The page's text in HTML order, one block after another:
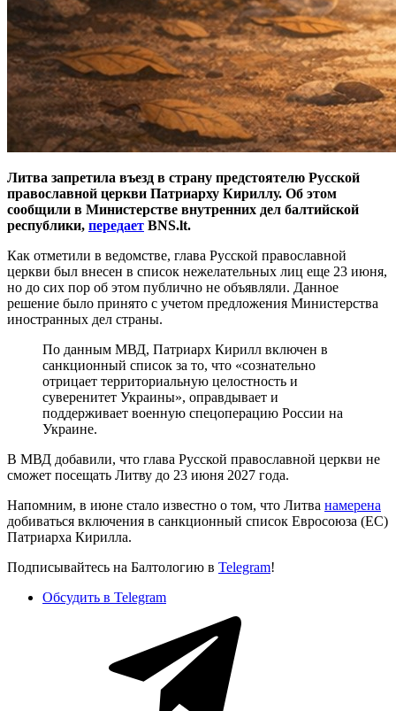
Литва запретила въезд в страну предстоятелю Русской
православной церкви Патриарху Кириллу. Об этом
сообщили в Министерстве внутренних дел балтийской
республики, передает BNS.lt.
Как отметили в ведомстве, глава Русской православной
церкви был внесен в список нежелательных лиц еще 23 июня,
но до сих пор об этом публично не объявляли. Данное
решение было принято с учетом предложения Министерства
иностранных дел страны.
По данным МВД, Патриарх Кирилл включен в
санкционный список за то, что «сознательно
отрицает территориальную целостность и
суверенитет Украины», оправдывает и
поддерживает военную спецоперацию России на
Украине.
В МВД добавили, что глава Русской православной церкви не
сможет посещать Литву до 23 июня 2027 года.
Напомним, в июне стало известно о том, что Литва намерена
добиваться включения в санкционный список Евросоюза (ЕС)
Патриарха Кирилла.
Подписывайтесь на Балтологию в Telegram!
Обсудить в Telegram